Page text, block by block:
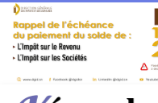
Aller au contenu